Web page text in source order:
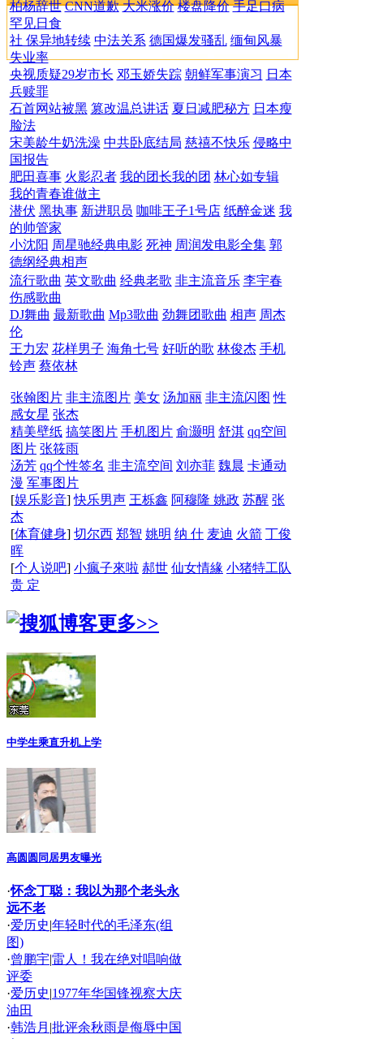
柏杨辞世 CNN道歉 大米涨价 楼盘降价 手足口病
罕见日食
社 保异地转续 中法关系 德国爆发骚乱 缅甸风暴
失业率
央视质疑29岁市长 邓玉娇失踪 朝鲜军事演习 日本
兵赎罪
石首网站被黑 篡改温总讲话 夏日减肥秘方 日本瘦
脸法
宋美龄牛奶洗澡 中共卧底结局 慈禧不快乐 侵略中
国报告
肥田喜事 火影忍者 我的团长我的团 林心如专辑
我的青春谁做主
潜伏 黑执事 新进职员 咖啡王子1号店 纸醉金迷 我
的帅管家
小沈阳 周星驰经典电影 死神 周润发电影全集 郭
德纲经典相声
流行歌曲 英文歌曲 经典老歌 非主流音乐 李宇春
伤感歌曲
DJ舞曲 最新歌曲 Mp3歌曲 劲舞团歌曲 相声 周杰
伦
王力宏 花样男子 海角七号 好听的歌 林俊杰 手机
铃声 蔡依林
张翰图片 非主流图片 美女 汤加丽 非主流闪图 性
感女星 张杰
精美壁纸 搞笑图片 手机图片 俞灏明 舒淇 qq空间
图片 张筱雨
汤芳 qq个性签名 非主流空间 刘亦菲 魏晨 卡通动
漫 军事图片
[娱乐影音]快乐男声 王栎鑫 阿穆隆 姚政 苏醒 张
杰
[体育健身] 切尔西 郑智 姚明 纳 什 麦迪 火箭 丁俊
晖
[个人说吧] 小瘋子來啦 郝世 仙女情緣 小猪特工队
贵 定
更多>>
中学生乘直升机上学
高圆圆同居男友曝光
·怀念丁聪：我以为那个老头永
远不老
·爱历史|年轻时代的毛泽东(组
图)
·曾鹏宇|雷人！我在绝对唱响做
评委
·爱历史|1977年华国锋视察大庆
油田
·韩浩月 |批评余秋雨是侮辱中国